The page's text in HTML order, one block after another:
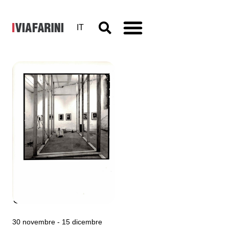
IT
Angelo
Monaco,
Kevin non
sa come
30 novembre - 15 dicembre